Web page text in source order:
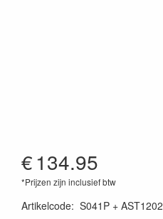
€134.95
*Prijzen zijn inclusief btw
Artikelcode: S041P + AST1202